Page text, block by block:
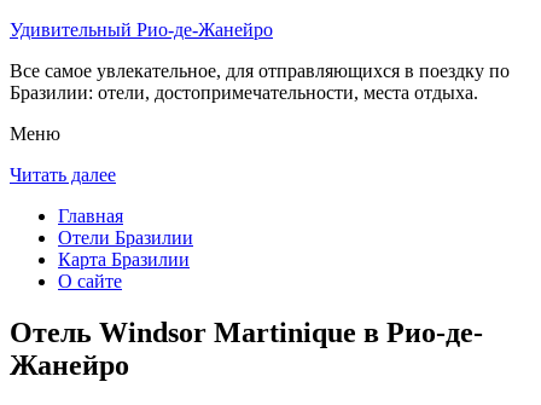
Удивительный Рио-де-Жанейро
Все самое увлекательное, для отправляющихся в поездку по
Бразилии: отели, достопримечательности, места отдыха.
Меню
Читать далее
Главная
Отели Бразилии
Карта Бразилии
О сайте
Отель Windsor Martinique в Рио-де-
Жанейро